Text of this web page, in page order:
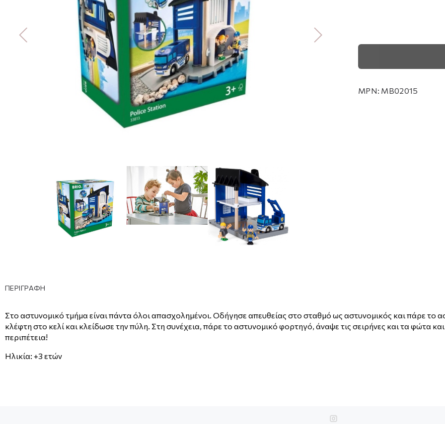
MPN: MB02015
ΠΕΡΙΓΡΑΦΗ
Στο αστυνομικό τμήμα είναι πάντα όλοι απασχολημένοι. Οδήγησε απευθείας στο σταθμό ως αστυνομικός και πάρε
κλέφτη στο κελί και κλείδωσε την πύλη. Στη συνέχεια, πάρε το αστυνομικό φορτηγό, άναψε τις σειρήνες και τα φώτα
περιπέτεια!
Ηλικία: +3 ετών